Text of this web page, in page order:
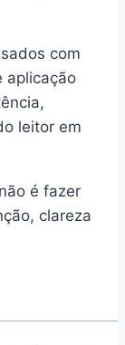
com
aplicação
leitor em
é fazer
clareza